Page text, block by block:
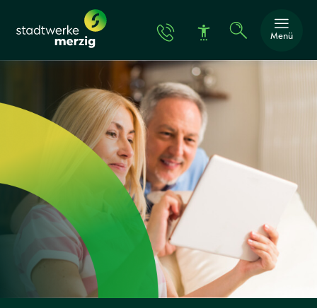
Menü
Schrift
Schrift
Wortabstand
Wortabstand
Zeilenabstand